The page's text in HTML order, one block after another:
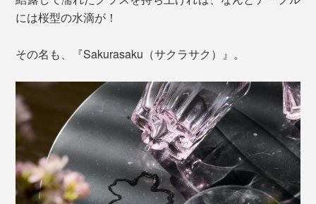
には桜型の水滴が！
その名も、『Sakurasaku（サクラサク）』。